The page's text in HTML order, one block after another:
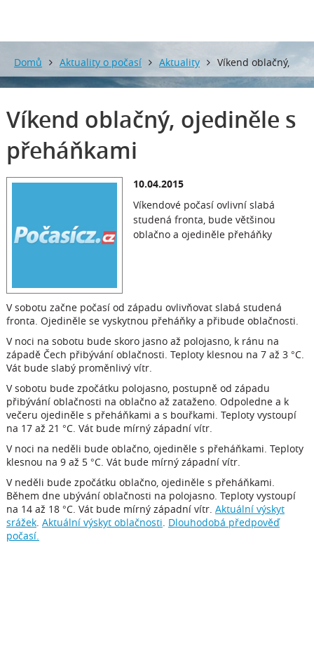
Domů Aktuality o počasí Aktuality Víkend oblačný,
ojediněle s přeháňkami
Víkend oblačný, ojediněle s
přeháňkami
10.04.2015
Víkendové počasí ovlivní slabá
studená fronta, bude většinou
oblačno a ojediněle přeháňky
V sobotu začne počasí od západu ovlivňovat slabá studená
fronta. Ojediněle se vyskytnou přeháňky a přibude oblačnosti.
V noci na sobotu bude skoro jasno až polojasno, k ránu na
západě Čech přibývání oblačnosti. Teploty klesnou na 7 až 3 °C.
Vát bude slabý proměnlivý vítr.
V sobotu bude zpočátku polojasno, postupně od západu
přibývání oblačnosti na oblačno až zataženo. Odpoledne a k
večeru ojediněle s přeháňkami a s bouřkami. Teploty vystoupí
na 17 až 21 °C. Vát bude mírný západní vítr.
V noci na neděli bude oblačno, ojediněle s přeháňkami. Teploty
klesnou na 9 až 5 °C. Vát bude mírný západní vítr.
V neděli bude zpočátku oblačno, ojediněle s přeháňkami.
Během dne ubývání oblačnosti na polojasno. Teploty vystoupí
na 14 až 18 °C. Vát bude mírný západní vítr. Aktuální výskyt
srážek. Aktuální výskyt oblačnosti. Dlouhodobá předpověď
počasí.